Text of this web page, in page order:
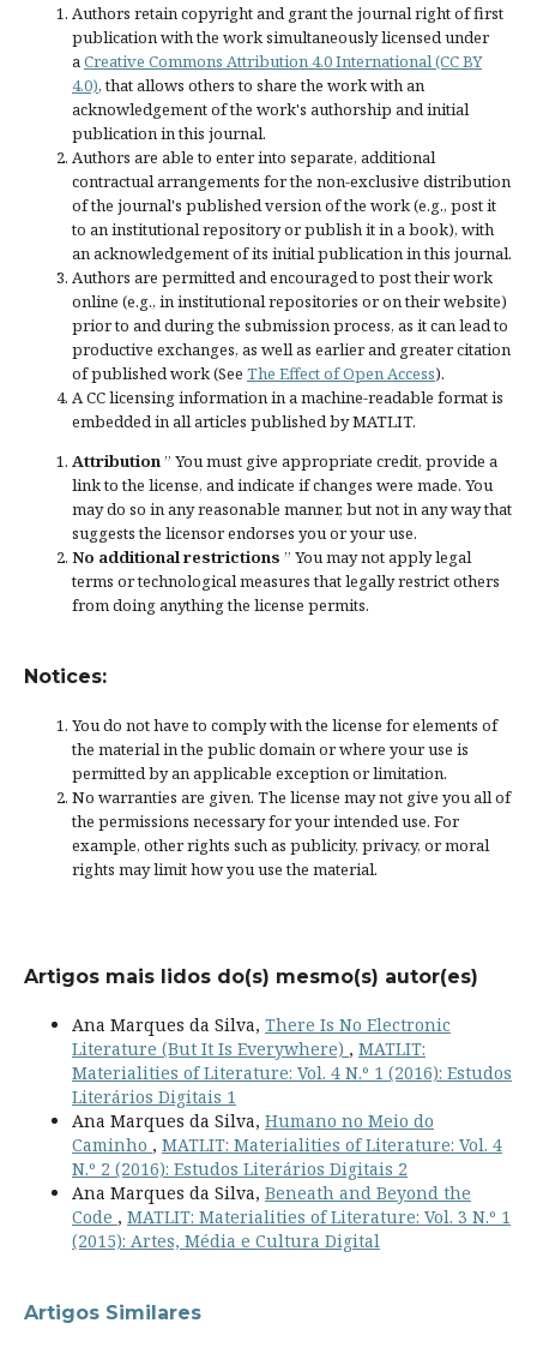
Authors retain copyright and grant the journal right of first
publication with the work simultaneously licensed under
a Creative Commons Attribution 4.0 International (CC BY
4.0), that allows others to share the work with an
acknowledgement of the work's authorship and initial
publication in this journal.
Authors are able to enter into separate, additional
contractual arrangements for the non-exclusive distribution
of the journal's published version of the work (e.g., post it
to an institutional repository or publish it in a book), with
an acknowledgement of its initial publication in this journal.
Authors are permitted and encouraged to post their work
online (e.g., in institutional repositories or on their website)
prior to and during the submission process, as it can lead to
productive exchanges, as well as earlier and greater citation
of published work (See The Effect of Open Access).
A CC licensing information in a machine-readable format is
embedded in all articles published by MATLIT.
Attribution ” You must give appropriate credit, provide a
link to the license, and indicate if changes were made. You
may do so in any reasonable manner, but not in any way that
suggests the licensor endorses you or your use.
No additional restrictions ” You may not apply legal
terms ortechnological measuresthat legally restrict others
from doing anything the license permits.
Notices:
You do not have to comply with the license for elements of
the material in the public domain or where your use is
permitted by an applicable exception or limitation.
No warranties are given. The license may not give you all of
the permissions necessary for your intended use. For
example, other rights such as publicity, privacy, or moral
rights may limit how you use the material.
Artigos mais lidos do(s) mesmo(s) autor(es)
Ana Marques da Silva, There Is No Electronic
Literature (But It Is Everywhere) , MATLIT:
Materialities of Literature: Vol. 4 N.º 1 (2016): Estudos
Literários Digitais 1
Ana Marques da Silva, Humano no Meio do
Caminho , MATLIT: Materialities of Literature: Vol. 4
N.º 2 (2016): Estudos Literários Digitais 2
Ana Marques da Silva, Beneath and Beyond the
Code , MATLIT: Materialities of Literature: Vol. 3 N.º 1
(2015): Artes, Média e Cultura Digital
Artigos Similares